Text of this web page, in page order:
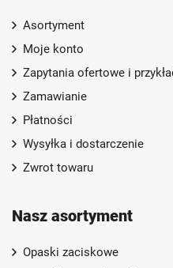
Asortyment
Moje konto
Zapytania ofertowe i
Zamawianie
Płatności
Wysyłka i dostarczenie
Zwrot towaru
Nasz asortyment
Opaski zaciskowe